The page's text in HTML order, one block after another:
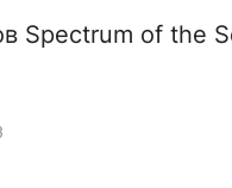
Spectrum of the